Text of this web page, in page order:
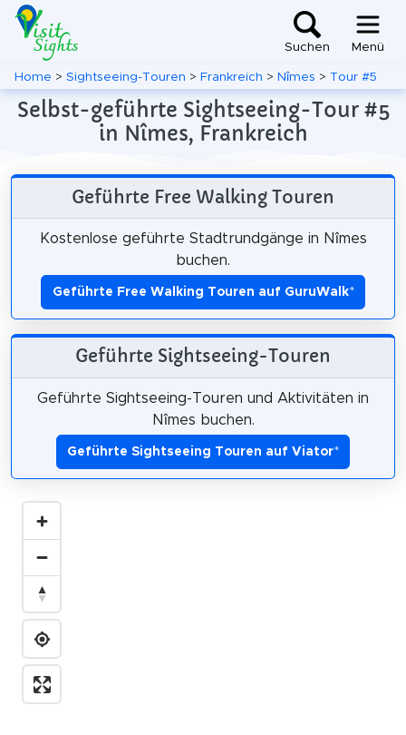
Suchen Menü
Home > Sightseeing-Touren > Frankreich > Nîmes > Tour #5
Selbst-geführte Sightseeing-Tour #5
in Nîmes, Frankreich
Geführte Free Walking Touren
Kostenlose geführte Stadtrundgänge in Nîmes
buchen.
Geführte Free Walking Touren auf GuruWalk*
Geführte Sightseeing-Touren
Geführte Sightseeing-Touren und Aktivitäten in
Nîmes buchen.
Geführte Sightseeing Touren auf Viator*